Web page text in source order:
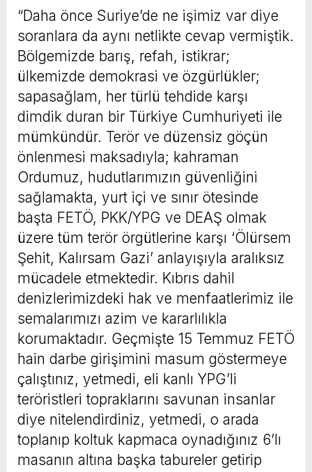
“Daha önce Suriye’de ne işimiz var diye
soranlara da aynı netlikte cevap vermiştik.
Bölgemizde barış, refah, istikrar;
ülkemizde demokrasi ve özgürlükler;
sapasağlam, her türlü tehdide karşı
dimdik duran bir Türkiye Cumhuriyeti ile
mümkündür. Terör ve düzensiz göçün
önlenmesi maksadıyla; kahraman
Ordumuz, hudutlarımızın güvenliğini
sağlamakta, yurt içi ve sınır ötesinde
başta FETÖ, PKK/YPG ve DEAŞ olmak
üzere tüm terör örgütlerine karşı ‘Ölürsem
Şehit, Kalırsam Gazi’ anlayışıyla aralıksız
mücadele etmektedir. Kıbrıs dahil
denizlerimizdeki hak ve menfaatlerimiz ile
semalarımızı azim ve kararlılıkla
korumaktadır. Geçmişte 15 Temmuz FETÖ
hain darbe girişimini masum göstermeye
çalıştınız, yetmedi, eli kanlı YPG’li
teröristleri topraklarını savunan insanlar
diye nitelendirdiniz, yetmedi, o arada
toplanıp koltuk kapmaca oynadığınız 6’lı
masanın altına başka tabureler getirip